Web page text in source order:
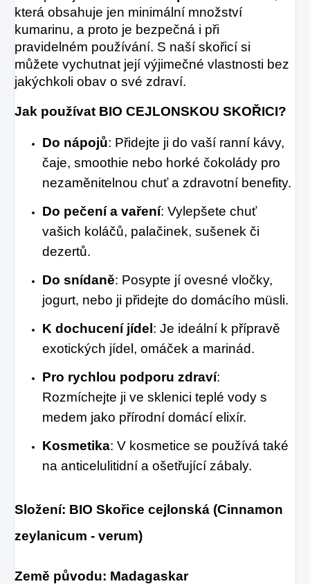
která obsahuje jen minimální množství
kumarinu, a proto je bezpečná i při
pravidelném používání. S naší skořicí si
můžete vychutnat její výjimečné vlastnosti bez
jakýchkoli obav o své zdraví.
Jak používat BIO CEJLONSKOU SKOŘICI?
Do nápojů: Přidejte ji do vaší ranní kávy,
čaje, smoothie nebo horké čokolády pro
nezaměnitelnou chuť a zdravotní benefity.
Do pečení a vaření: Vylepšete chuť
vašich koláčů, palačinek, sušenek či
dezertů.
Do snídaně: Posypte jí ovesné vločky,
jogurt, nebo ji přidejte do domácího müsli.
K dochucení jídel: Je ideální k přípravě
exotických jídel, omáček a marinád.
Pro rychlou podporu zdraví:
Rozmíchejte ji ve sklenici teplé vody s
medem jako přírodní domácí elixír.
Kosmetika: V kosmetice se používá také
na anticelulitidní a ošetřující zábaly.
Složení: BIO Skořice cejlonská (Cinnamon
zeylanicum - verum)
Země původu: Madagaskar